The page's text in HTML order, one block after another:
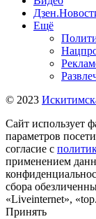
Ещё
© 2023
Сайт использует
параметров
согласие с
применением
сбора
«Liveinternet»,
Принять